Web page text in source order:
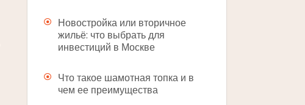
Новостройка или вторичное
жильё: что выбрать для
инвестиций в Москве
Что такое шамотная топка и в
чем ее преимущества